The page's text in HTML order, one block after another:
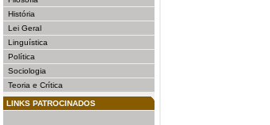
História
Lei Geral
Linguística
Política
Sociologia
Teoria e Crítica
LINKS PATROCINADOS